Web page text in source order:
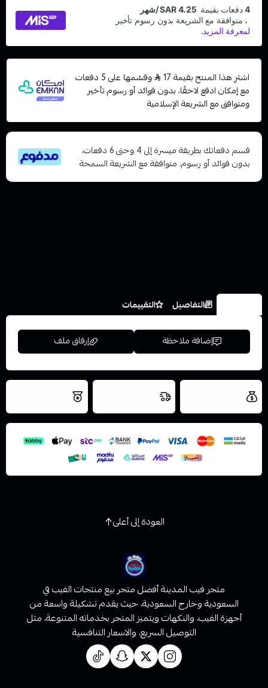
اشترِ هذا المنتج بقيمة 17
وقسّمها على 5 دفعات
مع إمكان ادفع لاحقًا، بدون فوائد أو رسوم تأخير
ومتوافق مع الشريعة الإسلامية
قسم دفعاتك بطريقة ميسرة إلى 4 وحتى 6 دفعات،
بدون فوائد أو رسوم. متوافقة مع الشريعة السمحة
التفاصيل التقييمات
إضافة ملاحظة إرفاق ملف
اسحب و افلت الملف هنا
استعراض
نتميز بلجودة
العودة إلى أعلى
متجر فيب المدينة أفضل متجر بيع منتجات الفيب في
السعودية وخارج السعودية، حيث يقدم تشكيلة واسعة من
أجهزة الفيب، والنكهات ويتميز المتجر بخدماته المتنوعة، مثل
التوصيل السريع، والاسعار التنافسية